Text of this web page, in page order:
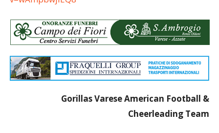
Gorillas Varese American Football &
Cheerleading Team